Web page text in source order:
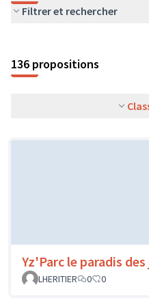
Filtrer et rechercher
136 propositions
Yz'Parc le paradis
LHERITIER
0 0